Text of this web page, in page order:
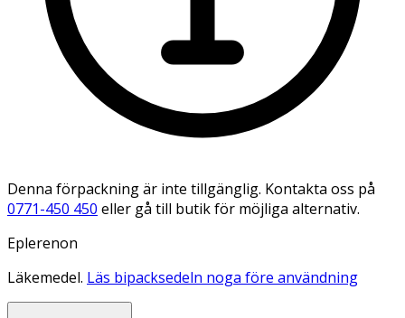
Denna förpackning är inte tillgänglig. Kontakta oss på
0771-450 450 eller gå till butik för möjliga alternativ.
Eplerenon
Läkemedel. Läs bipacksedeln noga före användning